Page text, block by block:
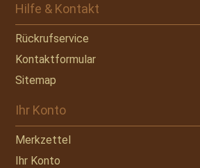
Hilfe & Kontakt
Rückrufservice
Kontaktformular
Sitemap
Ihr Konto
Merkzettel
Ihr Konto